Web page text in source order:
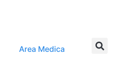
Area Medica